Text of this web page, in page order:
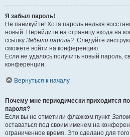
Я забыл пароль!
Не паникуйте! Хотя пароль нельзя
новый. Перейдите на страницу входа на
ссылку Забыли пароль?. Следуйте
сможете войти на конференцию.
Если не удалось получить новый пароль,
конференции.
Вернуться к началу
Почему мне периодически приходится
пароля?
Если вы не отметили флажком пункт
оставаться под своим именем на
ограниченное время. Это сделано для